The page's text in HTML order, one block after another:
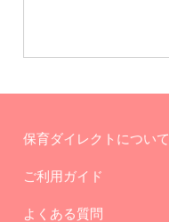
保育ダイレクトについて
ご利用ガイド
よくある質問